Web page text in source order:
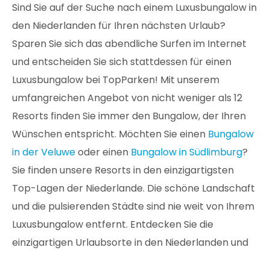
Sind Sie auf der Suche nach einem Luxusbungalow in
den Niederlanden für Ihren nächsten Urlaub?
Sparen Sie sich das abendliche Surfen im Internet
und entscheiden Sie sich stattdessen für einen
Luxusbungalow bei TopParken! Mit unserem
umfangreichen Angebot von nicht weniger als 12
Resorts finden Sie immer den Bungalow, der Ihren
Wünschen entspricht. Möchten Sie einen Bungalow
in der Veluweoder einen Bungalow in Südlimburg?
Sie finden unsere Resorts in den einzigartigsten
Top-Lagen der Niederlande. Die schöne Landschaft
und die pulsierenden Städte sind nie weit von Ihrem
Luxusbungalow entfernt. Entdecken Sie die
einzigartigen Urlaubsorte in den Niederlanden und